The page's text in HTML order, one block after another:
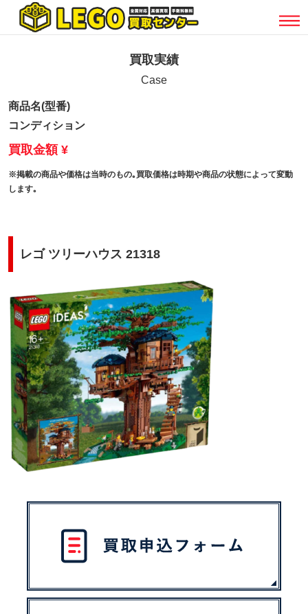
買取実績
Case
商品名(型番)
コンディション
買取金額 ¥
※掲載の商品や価格は当時のもの｡買取価格は時期や商品の状態によって変動
します｡
レゴ ツリーハウス 21318